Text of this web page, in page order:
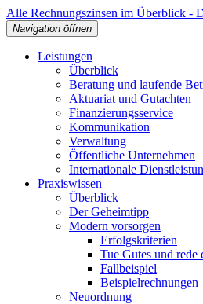
Alle Rechnungszinsen im Überblick -
Navigation öffnen
Leistungen
Überblick
Beratung und laufende
Aktuariat und Gutachten
Finanzierungsservice
Kommunikation
Verwaltung
Öffentliche Unternehmen
Internationale
Praxiswissen
Überblick
Der Geheimtipp
Modern vorsorgen
Erfolgskriterien
Tue Gutes und rede
Fallbeispiel
Beispielrechnungen
Neuordnung